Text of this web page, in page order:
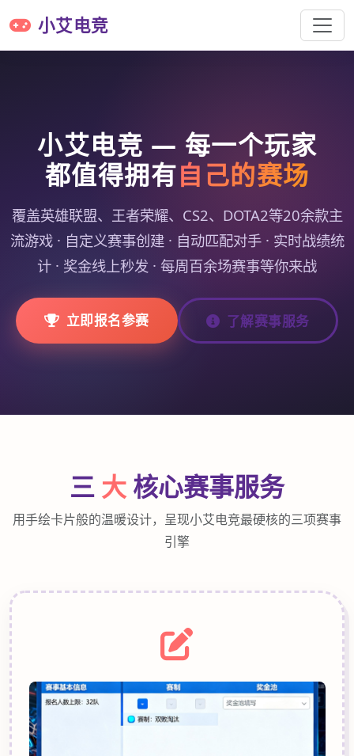
小艾电竞
小艾电竞 — 每一个玩家
都值得拥有自己的赛场
覆盖英雄联盟、王者荣耀、CS2、DOTA2等20余款主
流游戏 · 自定义赛事创建 · 自动匹配对手 · 实时战绩统
计 · 奖金线上秒发 · 每周百余场赛事等你来战
立即报名参赛 了解赛事服务
三 大 核心赛事服务
用手绘卡片般的温暖设计，呈现小艾电竞最硬核的三项赛事
引擎